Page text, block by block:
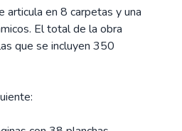
articula en 8 carpetas y una
El total de la obra
que se incluyen 350